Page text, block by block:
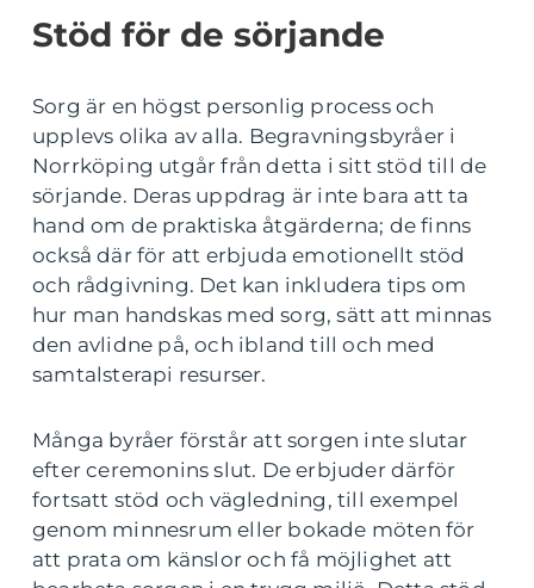
Stöd för de sörjande
Sorg är en högst personlig process och
upplevs olika av alla. Begravningsbyråer i
Norrköping utgår från detta i sitt stöd till de
sörjande. Deras uppdrag är inte bara att ta
hand om de praktiska åtgärderna; de finns
också där för att erbjuda emotionellt stöd
och rådgivning. Det kan inkludera tips om
hur man handskas med sorg, sätt att minnas
den avlidne på, och ibland till och med
samtalsterapi resurser.
Många byråer förstår att sorgen inte slutar
efter ceremonins slut. De erbjuder därför
fortsatt stöd och vägledning, till exempel
genom minnesrum eller bokade möten för
att prata om känslor och få möjlighet att